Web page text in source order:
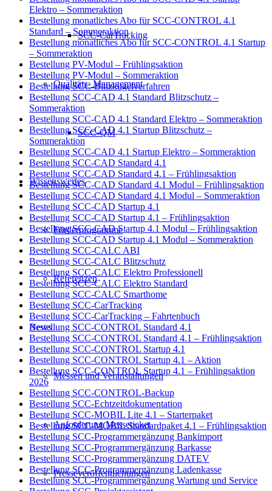
SCC-CarTracking
Qualitäts- Management
SCC-QM
Wissenswertes
Förderprogramme
Referenzen
News
Messen und Veranstaltungen
Anforderung Messeticket
Presseveröffentlichungen
Elektro – Sommeraktion
Bestellung monatliches Abo für SCC-CONTROL 4.1
Standard – Sommeraktion
Bestellung monatliches Abo für SCC-CONTROL 4.1 Startup
– Sommeraktion
Bestellung PV-Modul – Frühlingsaktion
Bestellung PV-Modul – Sommeraktion
Bestellung SCC-Blitzkugelverfahren
Bestellung SCC-CAD 4.1 Standard Blitzschutz –
Sommeraktion
Bestellung SCC-CAD 4.1 Standard Elektro – Sommeraktion
Bestellung SCC-CAD 4.1 Startup Blitzschutz –
Sommeraktion
Bestellung SCC-CAD 4.1 Startup Elektro – Sommeraktion
Bestellung SCC-CAD Standard 4.1
Bestellung SCC-CAD Standard 4.1 – Frühlingsaktion
Bestellung SCC-CAD Standard 4.1 Modul – Frühlingsaktion
Bestellung SCC-CAD Standard 4.1 Modul – Sommeraktion
Bestellung SCC-CAD Startup 4.1
Bestellung SCC-CAD Startup 4.1 – Frühlingsaktion
Bestellung SCC-CAD Startup 4.1 Modul – Frühlingsaktion
Bestellung SCC-CAD Startup 4.1 Modul – Sommeraktion
Bestellung SCC-CALC ABI
Bestellung SCC-CALC Blitzschutz
Bestellung SCC-CALC Elektro Professionell
Bestellung SCC-CALC Elektro Standard
Bestellung SCC-CALC Smarthome
Bestellung SCC-CarTracking
Bestellung SCC-CarTracking – Fahrtenbuch
Bestellung SCC-CONTROL Standard 4.1
Bestellung SCC-CONTROL Standard 4.1 – Frühlingsaktion
Bestellung SCC-CONTROL Startup 4.1
Bestellung SCC-CONTROL Startup 4.1 – Aktion
Bestellung SCC-CONTROL Startup 4.1 – Frühlingsaktion
2026
Bestellung SCC-CONTROL-Backup
Bestellung SCC-Echtzeitdokumentation
Bestellung SCC-MOBIL Lite 4.1 – Starterpaket
Bestellung SCC-MOBIL Standardpaket 4.1 – Frühlingsaktion
Bestellung SCC-Programmergänzung Bankimport
Bestellung SCC-Programmergänzung Barkasse
Bestellung SCC-Programmergänzung DATEV
Bestellung SCC-Programmergänzung Ladenkasse
Bestellung SCC-Programmergänzung Wartung und Service